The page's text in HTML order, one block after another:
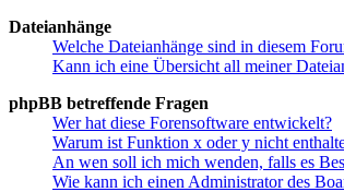
Dateianhänge
Welche Dateianhänge sind in diesem
Kann ich eine Übersicht all meiner
phpBB betreffende Fragen
Wer hat diese Forensoftware entwickelt?
Warum ist Funktion x oder y nicht
An wen soll ich mich wenden, falls es
Wie kann ich einen Administrator des